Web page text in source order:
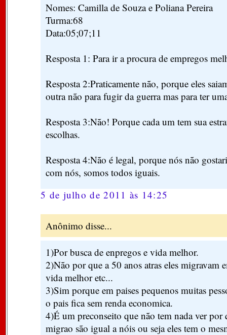
Nomes: Camilla de Souza e Poliana Pereira
Turma:68
Data:05;07;11
Resposta 1: Para ir a procura de empregos
Resposta 2:Praticamente não, porque eles
outra não para fugir da guerra mas para ter
Resposta 3:Não! Porque cada um tem sua
escolhas.
Resposta 4:Não é legal, porque nós não
com nós, somos todos iguais.
5 de julho de 2011 às 14:25
Anônimo disse...
1)Por busca de enpregos e vida melhor.
2)Não por que a 50 anos atras eles migravam
vida melhor etc...
3)Sim porque em paises pequenos muitas
o pais fica sem renda economica.
4)É um preconseito que não tem nada ver por
migrao são igual a nóis ou seja eles tem o